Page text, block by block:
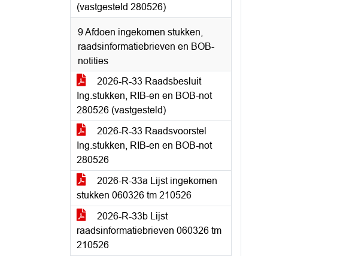
(vastgesteld 280526)
9 Afdoen ingekomen stukken,
raadsinformatiebrieven en BOB-
notities
2026-R-33 Raadsbesluit
Ing.stukken, RIB-en en BOB-not
280526 (vastgesteld)
2026-R-33 Raadsvoorstel
Ing.stukken, RIB-en en BOB-not
280526
2026-R-33a Lijst ingekomen
stukken 060326 tm 210526
2026-R-33b Lijst
raadsinformatiebrieven 060326 tm
210526